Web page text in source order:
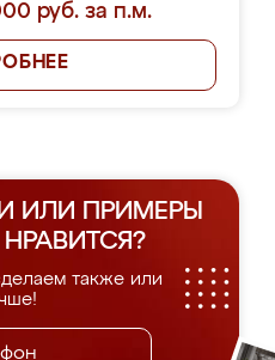
руб. за п.м.
ИЛИ ПРИМЕРЫ
НРАВИТСЯ?
также или